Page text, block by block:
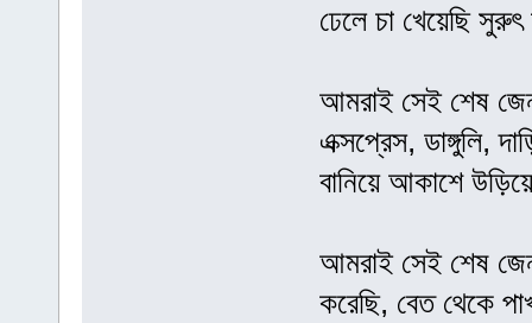
ঢেলে চা খেয়েছি
আমরাই সেই শেষ
এক্সপ্রেস, ডাঙ্গুলি,
বানিয়ে আকাশে
আমরাই সেই শেষ
করেছি, বেত থেকে